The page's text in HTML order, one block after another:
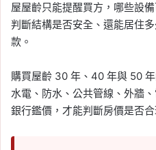
屋屋齡只能提醒買方，哪些設
判斷結構是否安全、還能居住
款。
購買屋齡 30 年、40 年與 50
水電、防水、公共管線、外牆
銀行鑑價，才能判斷房價是否合